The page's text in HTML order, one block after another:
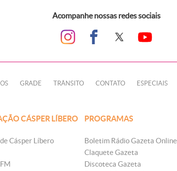
Acompanhe nossas redes sociais
GRADE TRÂNSITO CONTATO ESPECIAIS
CÁSPER LÍBERO
Cásper Líbero
PROGRAMAS
Boletim Rádio Gazeta Online
Claquete Gazeta
Discoteca Gazeta